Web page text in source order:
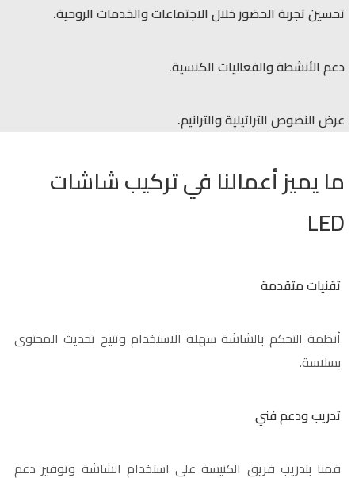
تحسين تجربة الحضور خلال الاجتماعات والخدمات الروحية.
دعم الأنشطة والفعاليات الكنسية.
عرض النصوص التراتيلية والترانيم.
ما يميز أعمالنا في تركيب شاشات
LED
تقنيات متقدمة
أنظمة التحكم بالشاشة سهلة الاستخدام وتتيح تحديث المحتوى
بسلاسة.
تدريب ودعم فني
قمنا بتدريب فريق الكنيسة على استخدام الشاشة وتوفير دعم